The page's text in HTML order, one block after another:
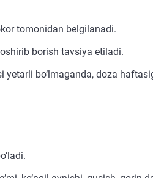
tomonidan belgilanadi.
borish tavsiya etiladi.
bo‘lmaganda, doza